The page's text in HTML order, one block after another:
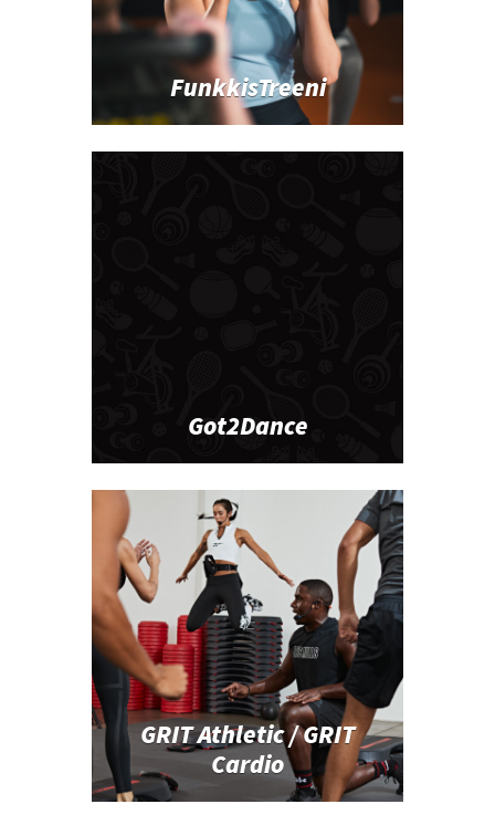
FunkkisTreeni
Got2Dance
GRIT Athletic / GRIT
Cardio